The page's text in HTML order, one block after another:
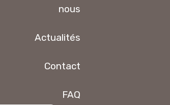
nous
Actualités
Contact
FAQ